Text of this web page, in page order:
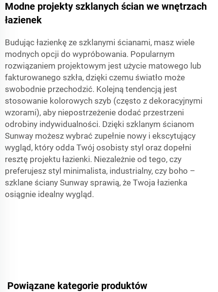
Modne projekty szklanych ścian we wnętrzach
łazienek
Budując łazienkę ze szklanymi ścianami, masz wiele
modnych opcji do wypróbowania. Popularnym
rozwiązaniem projektowym jest użycie matowego lub
fakturowanego szkła, dzięki czemu światło może
swobodnie przechodzić. Kolejną tendencją jest
stosowanie kolorowych szyb (często z dekoracyjnymi
wzorami), aby niepostrzeżenie dodać przestrzeni
odrobiny indywidualności. Dzięki szklanym ścianom
Sunway możesz wybrać zupełnie nowy i ekscytujący
wygląd, który odda Twój osobisty styl oraz dopełni
resztę projektu łazienki. Niezależnie od tego, czy
preferujesz styl minimalista, industrialny, czy boho –
szklane ściany Sunway sprawią, że Twoja łazienka
osiągnie idealny wygląd.
Powiązane kategorie produktów